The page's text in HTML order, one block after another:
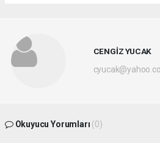
CENGİZ YUCAK
Okuyucu Yorumları (0)